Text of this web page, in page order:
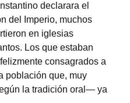
declarara el
del Imperio, muchos
en iglesias
Los que estaban
consagrados a
población que, muy
la tradición oral— ya